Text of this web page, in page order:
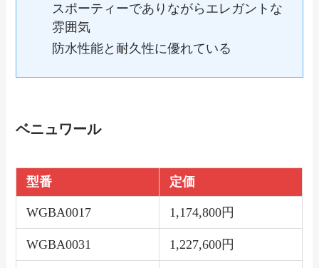
スポーティーでありながらエレガントな
雰囲気
防水性能と耐久性に優れている
ベニュワール
型番 定価
WGBA0017 1,174,800円
WGBA0031 1,227,600円